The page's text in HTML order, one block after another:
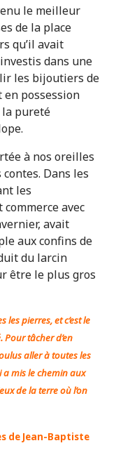
le meilleur
de la place
qu’il avait
dans une
les bijoutiers de
possession
la pureté
à nos oreilles
Dans les
les
avec
avait
aux confins de
du larcin
être le plus gros
pierres, et c’est le
tâcher d’en
aller à toutes les
a mis le chemin aux
de la terre où l’on
de Jean-Baptiste